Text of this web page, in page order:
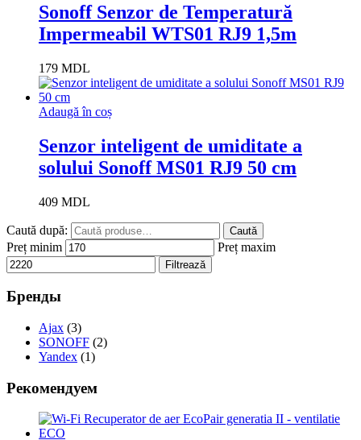
Sonoff Senzor de Temperatură
Impermeabil WTS01 RJ9 1,5m
179 MDL
Adaugă în coș
Senzor inteligent de umiditate a
solului Sonoff MS01 RJ9 50 cm
409 MDL
Caută după: Caută
Preț minim Preț maxim
Filtrează
Бренды
Ajax (3)
SONOFF (2)
Yandex (1)
Рекомендуем